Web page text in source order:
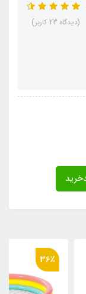
(دیدگاه 23 کاربر)